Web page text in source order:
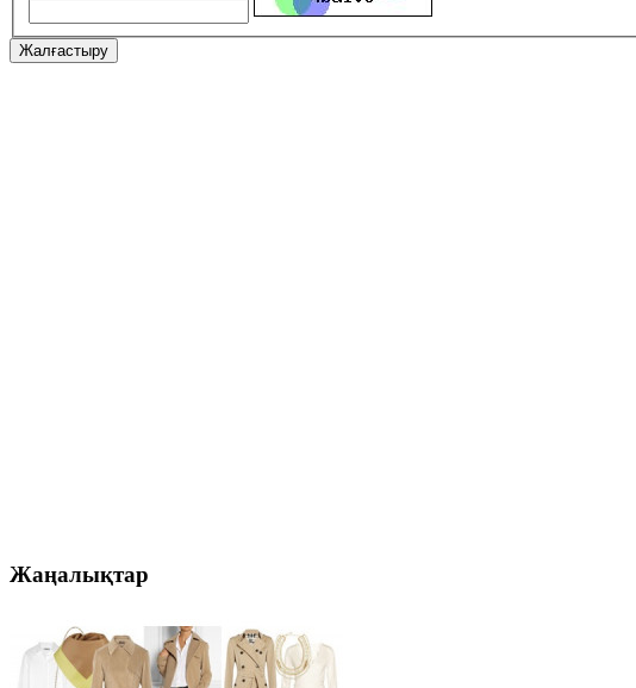
Жалғастыру
Жаңалықтар